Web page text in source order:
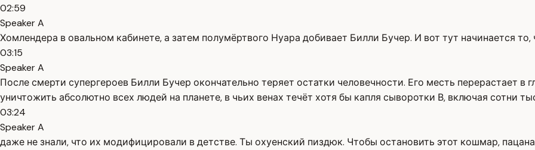
02:59
Speaker A
Хомлендера в овальном кабинете, а затем полумёртвого Нуара добивает Билли Бучер. И вот тут начинается
03:15
Speaker A
После смерти супергероев Билли Бучер окончательно теряет остатки человечности. Его месть перерастает в
уничтожить абсолютно всех людей на планете, в чьих венах течёт хотя бы капля сыворотки В, включая сотни
03:24
Speaker A
даже не знали, что их модифицировали в детстве. Ты охуенский пиздюк. Чтобы остановить этот кошмар,